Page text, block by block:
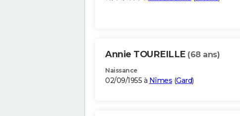
Annie TOUREILLE (68 ans)
Naissance
02/09/1955 à Nîmes (Gard)